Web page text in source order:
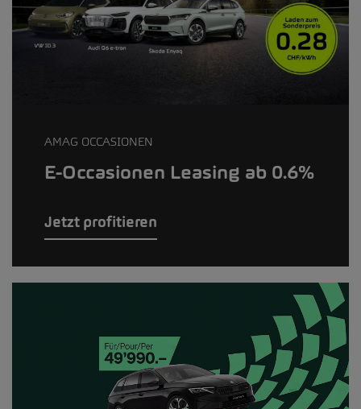
AMAG OCCASIONEN
E-Occasionen Leasing ab 0.6%
Jetzt profitieren